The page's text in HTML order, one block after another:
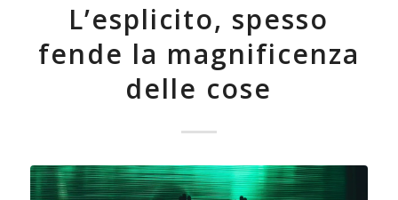
L’esplicito, spesso
fende la magnificenza
delle cose